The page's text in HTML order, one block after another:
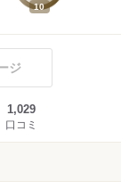
10
ジ
1,029
口コミ